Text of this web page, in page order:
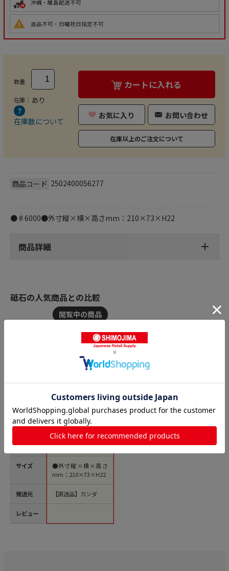
沖縄・離島配送不可
返品不可・日曜祝日指定不可
数量
在庫： あり
在庫数について
カートに入れる
お気に入り お問い合わせ
在庫以上のご注文について
商品コード 2502400056277
●♯6000●外寸縦×横×高さmm：210×73×H22
商品詳細
砥石の人気商品との比較
込)
サイズ
発送元
レビュー
キング №6000 S-1型
台付 1個（ご注文単位
1個）【直送品】
￥5,233
●外寸縦×横×高さ
mm：210×73×H22
【直送品】カンダ